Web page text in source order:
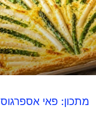
מתכון: פאי אספרגוס